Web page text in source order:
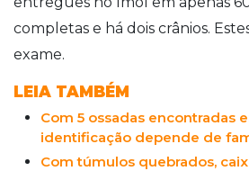
completas e há dois crânios.
exame.
LEIA TAMBÉM
Com 5 ossadas encontradas
identificação depende de
Com túmulos quebrados,